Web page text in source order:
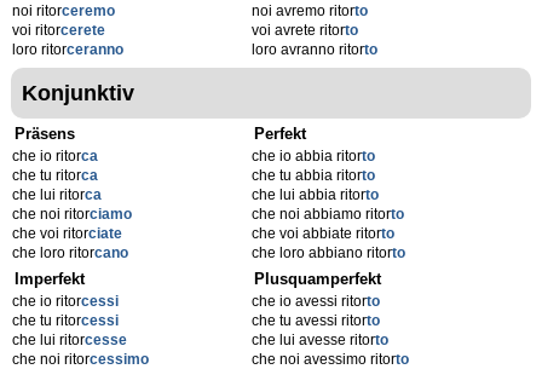
noi ritorceremo
voi ritorcerete
loro ritorceranno
noi avremo ritorto
voi avrete ritorto
loro avranno ritorto
Konjunktiv
Präsens
che io ritorca
che tu ritorca
che lui ritorca
che noi ritorciamo
che voi ritorciate
che loro ritorcano
Perfekt
che io abbia ritorto
che tu abbia ritorto
che lui abbia ritorto
che noi abbiamo ritorto
che voi abbiate ritorto
che loro abbiano ritorto
Imperfekt
che io ritorcessi
che tu ritorcessi
che lui ritorcesse
che noi ritorcessimo
Plusquamperfekt
che io avessi ritorto
che tu avessi ritorto
che lui avesse ritorto
che noi avessimo ritorto